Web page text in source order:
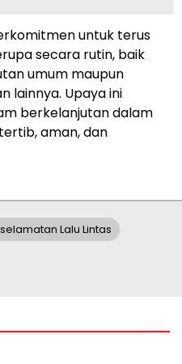
untuk terus
secara rutin, baik
umum maupun
lainnya. Upaya ini
berkelanjutan dalam
aman, dan
Lalu Lintas